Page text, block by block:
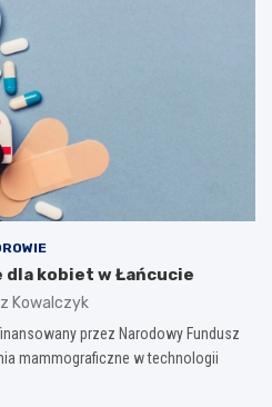
dla kobiet w Łańcucie
Kowalczyk
przez Narodowy Fundusz
mammograficzne w technologii